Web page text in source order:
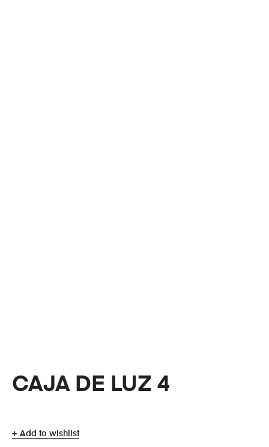
CAJA DE LUZ 4
Add to wishlist